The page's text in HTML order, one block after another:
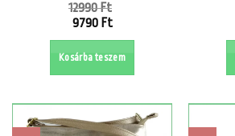
12990Ft
Original
12990 Ft.
9790 Ft
Current
price
is:
9790 Ft.
Kosárba teszem